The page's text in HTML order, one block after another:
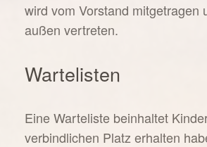
wird vom Vorstand mitgetragen
außen vertreten.
Wartelisten
Eine Warteliste beinhaltet
verbindlichen Platz erhalten